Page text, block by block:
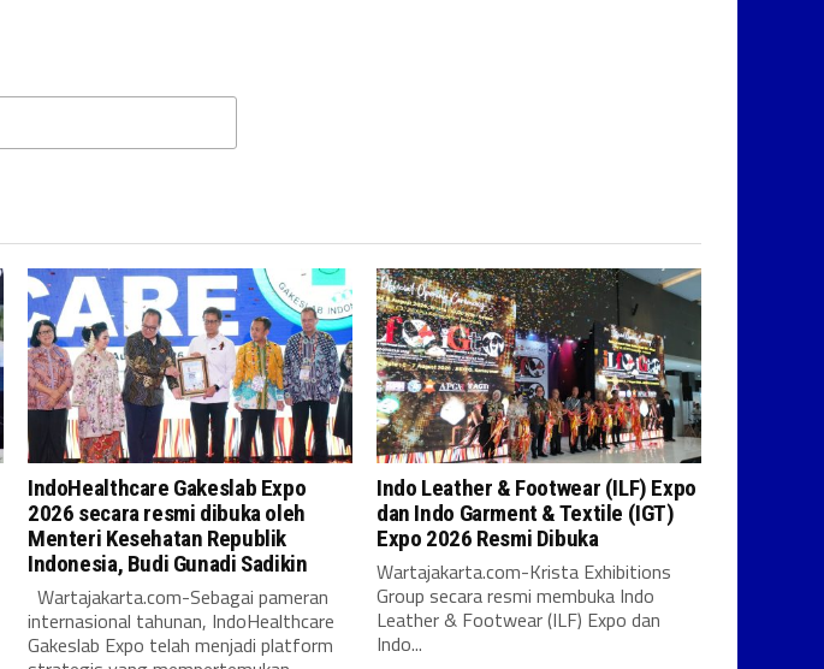
IndoHealthcare Gakeslab Expo
2026 secara resmi dibuka oleh
Menteri Kesehatan Republik
Indonesia, Budi Gunadi Sadikin
Wartajakarta.com-Sebagai pameran
internasional tahunan, IndoHealthcare
Gakeslab Expo telah menjadi platform
Indo Leather & Footwear (ILF) Expo
dan Indo Garment & Textile (IGT)
Expo 2026 Resmi Dibuka
Wartajakarta.com-Krista Exhibitions
Group secara resmi membuka Indo
Leather & Footwear (ILF) Expo dan
Indo...